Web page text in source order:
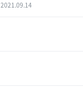
2021.09.14